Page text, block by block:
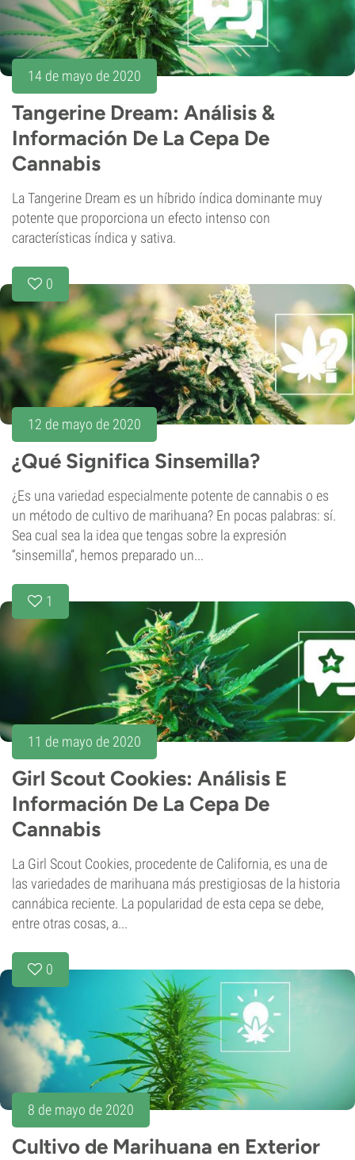
14 de mayo de 2020
Tangerine Dream: Análisis &
Información De La Cepa De
Cannabis
La Tangerine Dream es un híbrido índica dominante muy
potente que proporciona un efecto intenso con
características índica y sativa.
0
12 de mayo de 2020
¿Qué Significa Sinsemilla?
¿Es una variedad especialmente potente de cannabis o es
un método de cultivo de marihuana? En pocas palabras: sí.
Sea cual sea la idea que tengas sobre la expresión
“sinsemilla”, hemos preparado un...
1
11 de mayo de 2020
Girl Scout Cookies: Análisis E
Información De La Cepa De
Cannabis
La Girl Scout Cookies, procedente de California, es una de
las variedades de marihuana más prestigiosas de la historia
cannábica reciente. La popularidad de esta cepa se debe,
entre otras cosas, a...
0
8 de mayo de 2020
Cultivo de Marihuana en Exterior